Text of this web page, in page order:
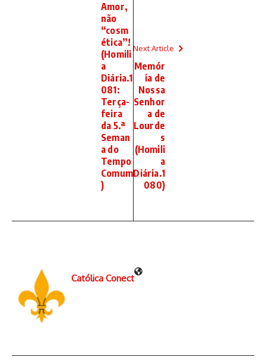
Amor,
não
“cosm
ética”!
(Homili
a
Diária.1
081:
Terça-
feira
da 5.ª
Seman
a do
Tempo
Comum
)
Next Article
Memór
ia de
Nossa
Senhor
a de
Lourde
s
(Homili
a
Diária.1
080)
Católica Conect